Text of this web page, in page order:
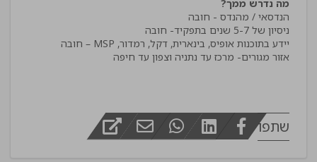
מה נדרש ממך?
אזור מגורים- מרכז עד נתניה וצפון עד חיפה
שתפו